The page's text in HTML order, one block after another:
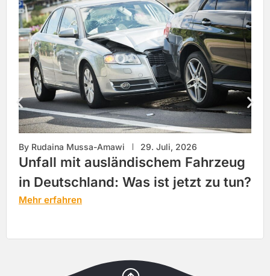
By Rudaina Mussa-Amawi 29. Juli, 2026
Unfall mit ausländischem Fahrzeug
in Deutschland: Was ist jetzt zu tun?
Mehr erfahren